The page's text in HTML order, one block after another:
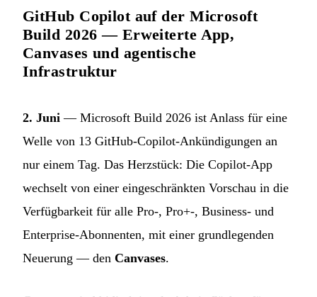
GitHub Copilot auf der Microsoft
Build 2026 — Erweiterte App,
Canvases und agentische
Infrastruktur
2. Juni — Microsoft Build 2026 ist Anlass für eine
Welle von 13 GitHub-Copilot-Ankündigungen an
nur einem Tag. Das Herzstück: Die Copilot-App
wechselt von einer eingeschränkten Vorschau in die
Verfügbarkeit für alle Pro-, Pro+-, Business- und
Enterprise-Abonnenten, mit einer grundlegenden
Neuerung — den Canvases.